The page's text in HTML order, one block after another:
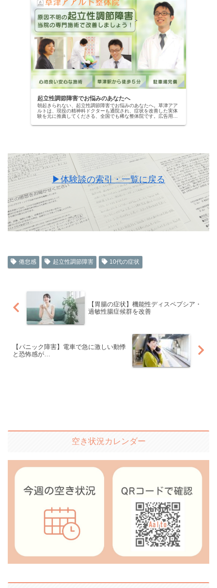
起立性調節障害でお悩みのあなたへ
朝起きられない、起立性調節障害でお悩みのあなたへ。草津アア
ルトは、現役の精神科ドクターも通院され、症状を改善した実体
験を元に推薦してくださる、全国でも稀な整体院です。広告用で
り戻しませんか？
▶体験談の索引・一覧に戻る
倦怠感 起立性調節障害 10代の症状
【胃腸の症状】機能性ディスペプシア・
過敏性腸症候群を改善
【パニック障害】電車で急に激しい動悸
と恐怖感が…
空き状況カレンダー